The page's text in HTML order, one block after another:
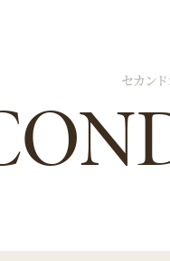
セカン